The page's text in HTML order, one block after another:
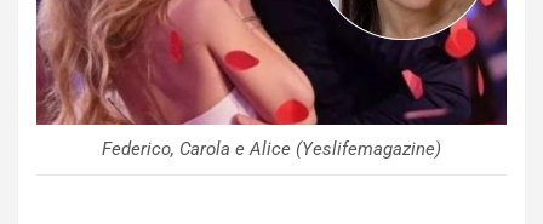
Federico, Carola e Alice (Yeslifemagazine)